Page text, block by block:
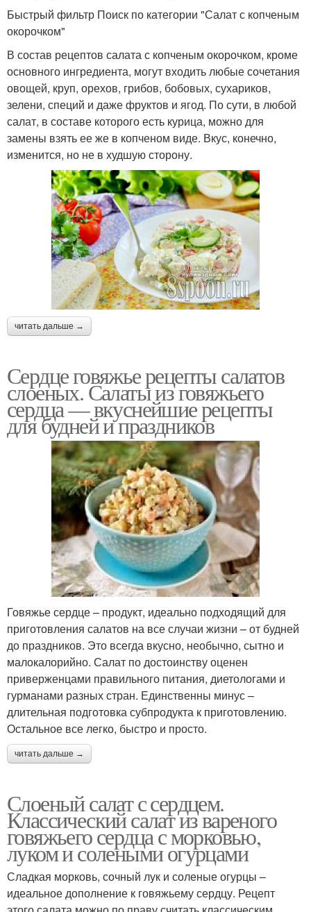
Быстрый фильтр Поиск по категории "Салат с копченым
окорочком"
В состав рецептов салата с копченым окорочком, кроме
основного ингредиента, могут входить любые сочетания
овощей, круп, орехов, грибов, бобовых, сухариков,
зелени, специй и даже фруктов и ягод. По сути, в любой
салат, в составе которого есть курица, можно для
замены взять ее же в копченом виде. Вкус, конечно,
изменится, но не в худшую сторону.
читать дальше →
Сердце говяжье рецепты салатов
слоеных. Салаты из говяжьего
сердца — вкуснейшие рецепты
для будней и праздников
Говяжье сердце – продукт, идеально подходящий для
приготовления салатов на все случаи жизни – от будней
до праздников. Это всегда вкусно, необычно, сытно и
малокалорийно. Салат по достоинству оценен
приверженцами правильного питания, диетологами и
гурманами разных стран. Единственны минус –
длительная подготовка субпродукта к приготовлению.
Остальное все легко, быстро и просто.
читать дальше →
Слоеный салат с сердцем.
Классический салат из вареного
говяжьего сердца с морковью,
луком и солеными огурцами
Сладкая морковь, сочный лук и соленые огурцы –
идеальное дополнение к говяжьему сердцу. Рецепт